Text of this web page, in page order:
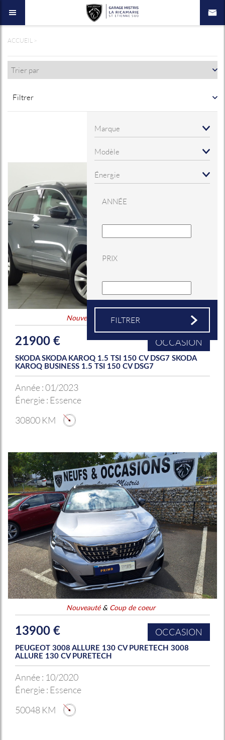
ACCUEIL
Filtrer
ANNÉE
PRIX
Nouveauté Coup de coeur
21900 € OCCASION
SKODA SKODA KAROQ 1.5 TSI 150 CV DSG7 SKODA
KAROQ BUSINESS 1.5 TSI 150 CV DSG7
Année :01/2023
Énergie : Essence
30800 KM
Nouveauté& Coup de coeur
13900 € OCCASION
PEUGEOT 3008 ALLURE 130 CV PURETECH 3008
ALLURE 130 CV PURETECH
Année : 10/2020
Énergie : Essence
50048 KM